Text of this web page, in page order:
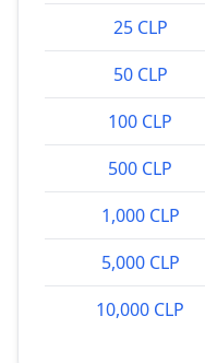
25 CLP
50 CLP
100 CLP
500 CLP
1,000 CLP
5,000 CLP
10,000 CLP